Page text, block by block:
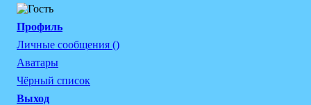
Профиль
Личные сообщения ()
Аватары
Чёрный список
Выход